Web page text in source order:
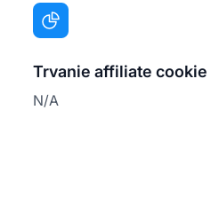
Trvanie affiliate cookie
N/A